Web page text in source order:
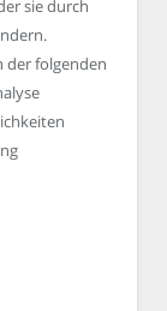
sie durch
der folgenden